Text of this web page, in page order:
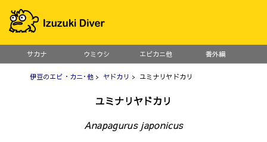
サカナ ウミウシ エビカニ他 番外編
伊豆のエビ・カニ･他> ヤドカリ > ユミナリヤドカリ
ユミナリヤドカリ
Anapagurus japonicus